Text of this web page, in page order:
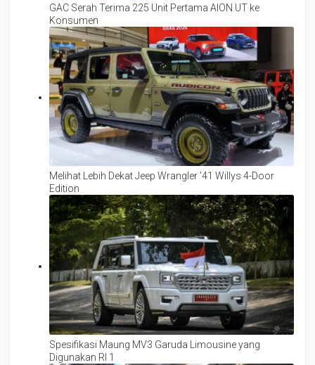
GAC Serah Terima 225 Unit Pertama AION UT ke
Konsumen
Melihat Lebih Dekat Jeep Wrangler ’41 Willys 4-Door
Edition
Spesifikasi Maung MV3 Garuda Limousine yang
Digunakan RI 1